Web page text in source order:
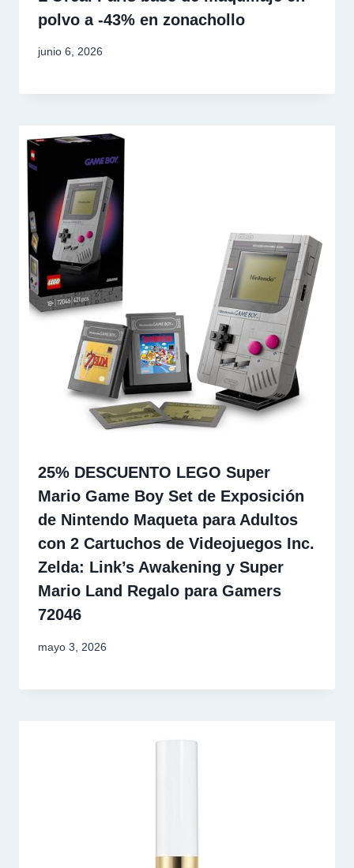
polvo a -43% en zonachollo
junio 6, 2026
25% DESCUENTO LEGO Super
Mario Game Boy Set de Exposición
de Nintendo Maqueta para Adultos
con 2 Cartuchos de Videojuegos Inc.
Zelda: Link’s Awakening y Super
Mario Land Regalo para Gamers
72046
mayo 3, 2026